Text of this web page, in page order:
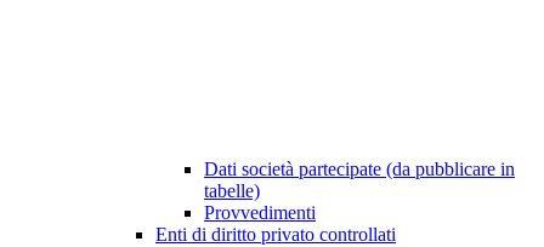
Dati società partecipate (da pubblicare in
tabelle)
Provvedimenti
Enti di diritto privato controllati